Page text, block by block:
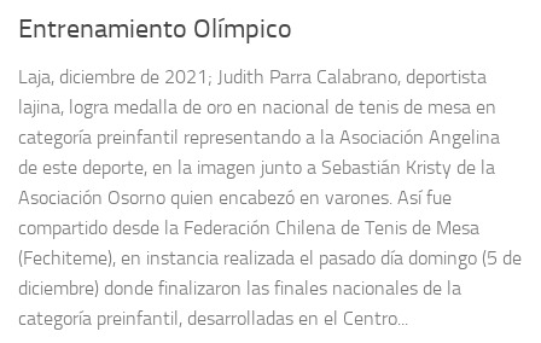
Entrenamiento Olímpico
Laja, diciembre de 2021; Judith Parra Calabrano, deportista
lajina, logra medalla de oro en nacional de tenis de mesa en
categoría preinfantil representando a la Asociación Angelina
de este deporte, en la imagen junto a Sebastián Kristy de la
Asociación Osorno quien encabezó en varones. Así fue
compartido desde la Federación Chilena de Tenis de Mesa
(Fechiteme), en instancia realizada el pasado día domingo (5 de
diciembre) donde finalizaron las finales nacionales de la
categoría preinfantil, desarrolladas en el Centro...